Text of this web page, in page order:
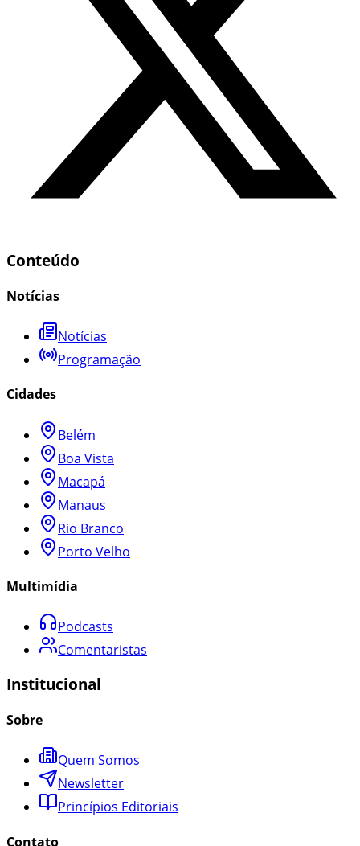
Conteúdo
Notícias
Notícias
Programação
Cidades
Belém
Boa Vista
Macapá
Manaus
Rio Branco
Porto Velho
Multimídia
Podcasts
Comentaristas
Institucional
Sobre
Quem Somos
Newsletter
Princípios Editoriais
Contato